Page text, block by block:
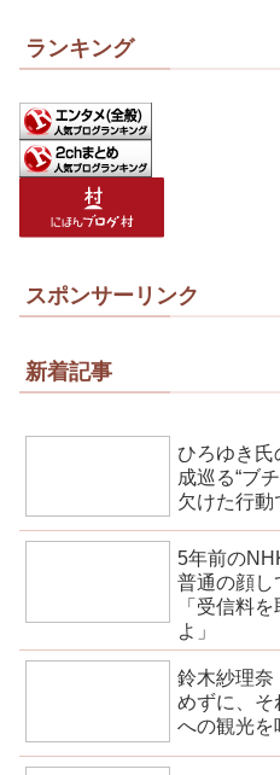
ランキング
スポンサーリンク
新着記事
ひろゆき
成巡る“ブ
欠けた行
5年前の
普通の顔し
「受信料
よ」
鈴木紗理奈
めずに、
への観光を